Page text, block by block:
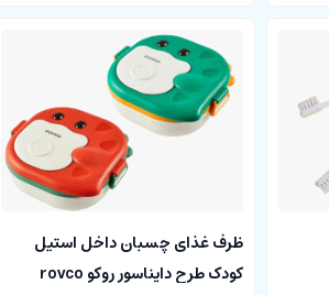
ظرف غذای چسبان داخل استیل
کودک طرح دایناسور روکو rovco